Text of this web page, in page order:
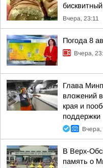
Вчера, 23:11
Погода 8
Вчера,
Глава
вложений
края и
поддержки
Вчера,
В Верх-
память о